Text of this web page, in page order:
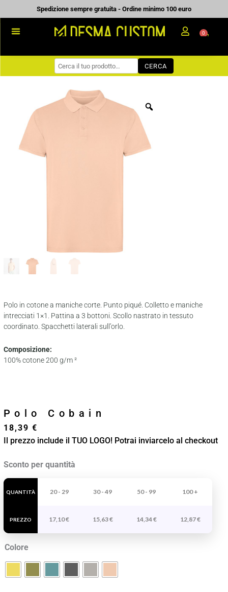
al
contenuto
Spedizione sempre gratuita - Ordine minimo 100 euro
WORKWEAR
COME ORDINARE
PREVENTIVI
CHI SIAMO
BLOG
0
CERCA
Polo in cotone a maniche corte. Punto piqué. Colletto e maniche
intrecciati 1×1. Pattina a 3 bottoni. Scollo nastrato in tessuto
coordinato. Spacchetti laterali sull’orlo.
Composizione:
100% cotone 200 g/m ²
Polo Cobain
18,39 €
Il prezzo include il TUO LOGO! Potrai inviarcelo al checkout
Sconto per quantità
QUANTITÀ
PREZZO
20 - 29 30 - 49 50 - 99 100 +
17,10€ 15,63€ 14,34€ 12,87€
Colore
Polo
Cobain
quantità